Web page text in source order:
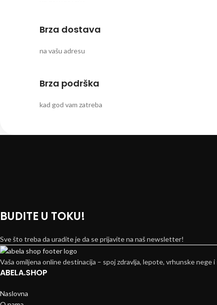
Brza dostava
na vašu adresu
Brza podrška
kad god vam zatreba
BUDITE U TOKU!
Sve što treba da uradite je da se prijavite na naš newsletter!
Vaša omiljena online destinacija – spoj zdravlja, lepote, vrhunske nege
ABELA.SHOP
Naslovna